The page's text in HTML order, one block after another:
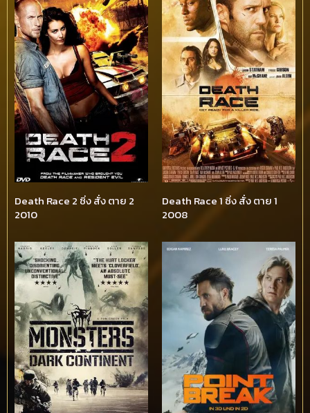
Death Race 2 ซิ่ง สั่ง ตาย 2
2010
Death Race 1 ซิ่ง สั่ง ตาย 1
2008